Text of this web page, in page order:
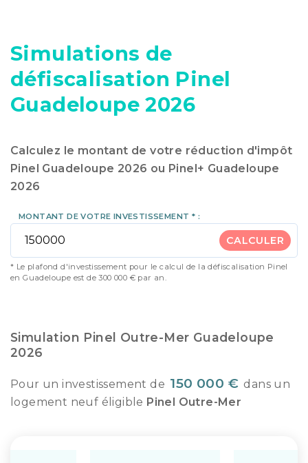
Simulations de
défiscalisation Pinel
Guadeloupe 2026
Calculez le montant de votre réduction d'impôt
Pinel Guadeloupe 2026 ou Pinel+ Guadeloupe
2026
MONTANT DE VOTRE INVESTISSEMENT * :
CALCULER
* Le plafond d'investissement pour le calcul de la défiscalisation Pinel
en Guadeloupe est de 300 000 € par an.
Simulation Pinel Outre-Mer Guadeloupe
2026
Pour un investissement de 150 000 € dans un
logement neuf éligible Pinel Outre-Mer